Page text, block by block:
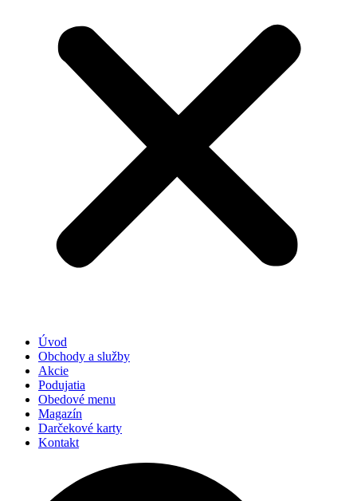
Úvod
Obchody a služby
Akcie
Podujatia
Obedové menu
Magazín
Darčekové karty
Kontakt